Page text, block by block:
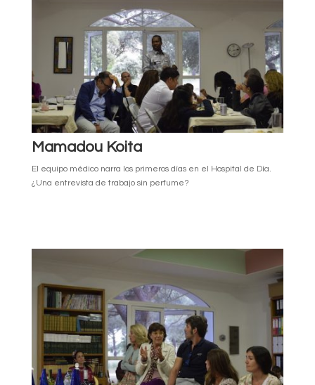
Mamadou Koita
El equipo médico narra los primeros días en el Hospital de Día.
¿Una entrevista de trabajo sin perfume?